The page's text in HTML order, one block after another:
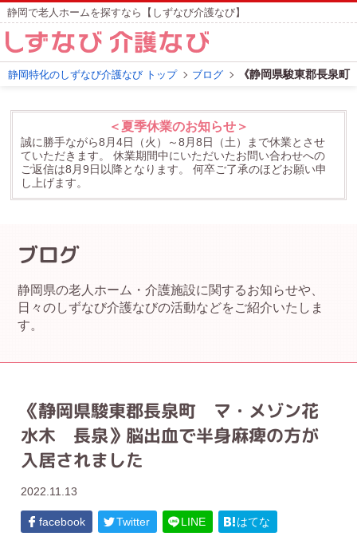
静岡で老人ホームを探すなら【しずなび介護なび】
静岡特化のしずなび介護なび トップ ブログ 《静岡県駿東郡長泉
＜夏季休業のお知らせ＞
誠に勝手ながら8月4日（火）～8月8日（土）まで休業とさせ
ていただきます。
休業期間中にいただいたお問い合わせへの
ご返信は8月9日以降となります。
何卒ご了承のほどお願い申
し上げます。
ブログ
静岡県の老人ホーム・介護施設に関するお知らせや、
日々のしずなび介護なびの活動などをご紹介いたしま
す。
《静岡県駿東郡長泉町 マ・メゾン花
水木 長泉》脳出血で半身麻痺の方が
入居されました
2022.11.13
facebook Twitter LINE はてな